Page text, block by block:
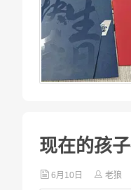
现在的孩
6月10日 老狼